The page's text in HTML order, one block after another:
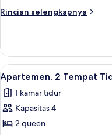
tidur,
Rincian selengkapnya
Rincian
Apartemen
Standar,
1
kamar
tidur,
pemandangan
Lihat
semua
foto
untuk
Apartemen,
14
Apartemen, 2 Tempat
1 kamar tidur
Kapasitas 4
2 queen